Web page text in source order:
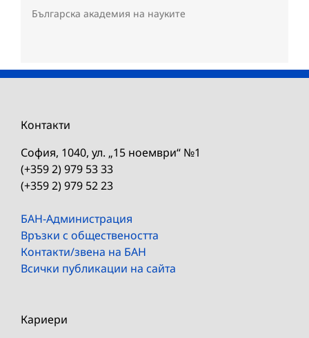
Българска академия на науките
Контакти
София, 1040, ул. „15 ноември“ №1
(+359 2) 979 53 33
(+359 2) 979 52 23
БАН-Администрация
Връзки с обществеността
Контакти/звена на БАН
Всички публикации на сайта
Кариери